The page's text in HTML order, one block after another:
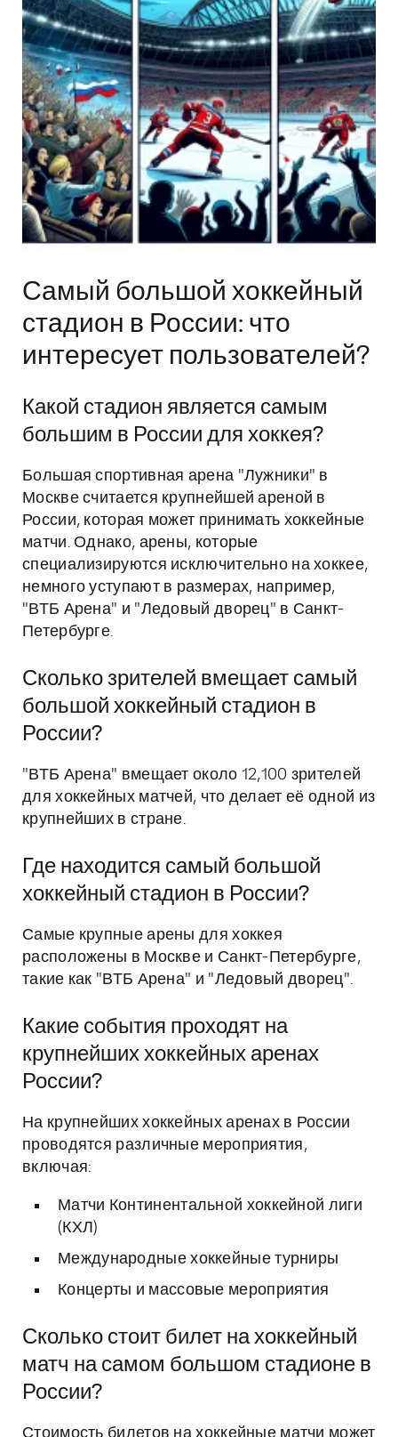
Самый большой хоккейный
стадион в России: что
интересует пользователей?
Какой стадион является самым
большим в России для хоккея?
Большая спортивная арена "Лужники" в
Москве считается крупнейшей ареной в
России, которая может принимать хоккейные
матчи. Однако, арены, которые
специализируются исключительно на хоккее,
немного уступают в размерах, например,
"ВТБ Арена" и "Ледовый дворец" в Санкт-
Петербурге.
Сколько зрителей вмещает самый
большой хоккейный стадион в
России?
"ВТБ Арена" вмещает около 12,100 зрителей
для хоккейных матчей, что делает её одной из
крупнейших в стране.
Где находится самый большой
хоккейный стадион в России?
Самые крупные арены для хоккея
расположены в Москве и Санкт-Петербурге,
такие как "ВТБ Арена" и "Ледовый дворец".
Какие события проходят на
крупнейших хоккейных аренах
России?
На крупнейших хоккейных аренах в России
проводятся различные мероприятия,
включая:
Матчи Континентальной хоккейной лиги
(КХЛ)
Международные хоккейные турниры
Концерты и массовые мероприятия
Сколько стоит билет на хоккейный
матч на самом большом стадионе в
России?
Стоимость билетов на хоккейные матчи может